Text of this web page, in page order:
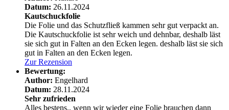
Datum: 26.11.2024
Kautschuckfolie
Die Folie und das Schutzfließ kammen sehr gut verpackt an.
Die Kautschuckfolie ist sehr weich und dehnbar, deshalb läst
sie sich gut in Falten an den Ecken legen. deshalb läst sie sich
gut in Falten an den Ecken legen.
Zur Rezension
Bewertung:
Author: Engelhard
Datum: 28.11.2024
Sehr zufrieden
Alles bestens.. wenn wir wieder eine Folie brauchen dann